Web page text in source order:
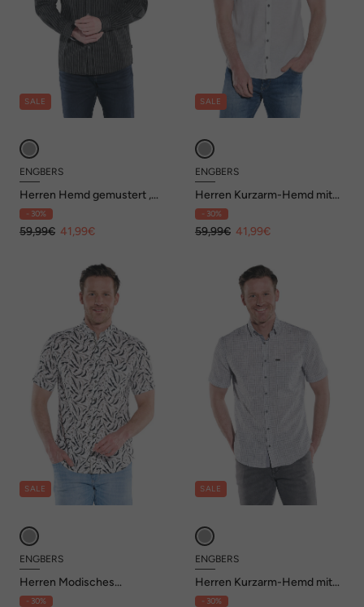
SALE
ENGBERS
Herren Hemd gemustert ,
Grau
- 30%
59,99€ 41,99€
SALE
ENGBERS
Herren Kurzarm-Hemd mit
Leinenanteil , Silbergrau
- 30%
59,99€ 41,99€
SALE
ENGBERS
Herren Modisches
Kurzarmhemd , Grau
- 30%
SALE
ENGBERS
Herren Kurzarm-Hemd mit
Leinenanteil , Anthrazit
- 30%